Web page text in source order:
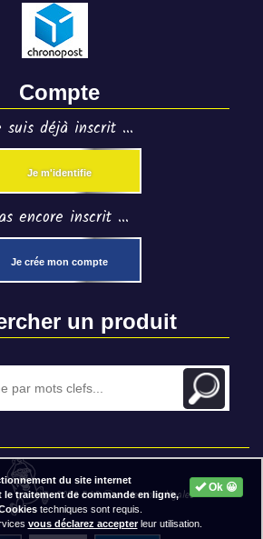
Compte
suis déjà inscrit ...
Je m'identifie
encore inscrit ...
Je crée mon compte
un produit
2020 BAP ⓒ - Mentions légales
Ok 😀
du site internet
traitement de commande en ligne,
techniques sont requis.
vous déclarez accepterleur utilisation.